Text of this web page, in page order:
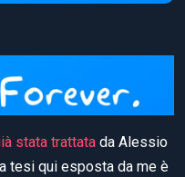
stata trattata da Alessio
tesi qui esposta da me è